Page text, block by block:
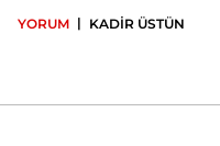
YORUM | KADİR ÜSTÜN